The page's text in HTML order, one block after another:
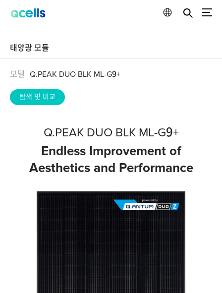
태양광 모듈
모델 Q.PEAK DUO BLK ML-G9+
탐색 및 비교
Q.PEAK DUO BLK ML-G9+
Endless Improvement of
Aesthetics and Performance